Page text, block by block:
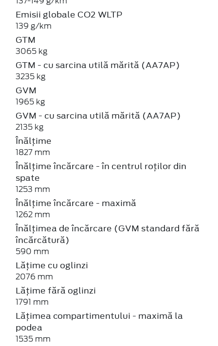
Emisii globale CO2 WLTP
139 g/km
GTM
3065 kg
GTM - cu sarcina utilă mărită (AA7AP)
3235 kg
GVM
1965 kg
GVM - cu sarcina utilă mărită (AA7AP)
2135 kg
Înălțime
1827 mm
Înălțime încărcare - în centrul roților din
spate
1253 mm
Înălțime încărcare - maximă
1262 mm
Înălțimea de încărcare (GVM standard fără
încărcătură)
590 mm
Lățime cu oglinzi
2076 mm
Lățime fără oglinzi
1791 mm
Lățimea compartimentului - maximă la
podea
1535 mm